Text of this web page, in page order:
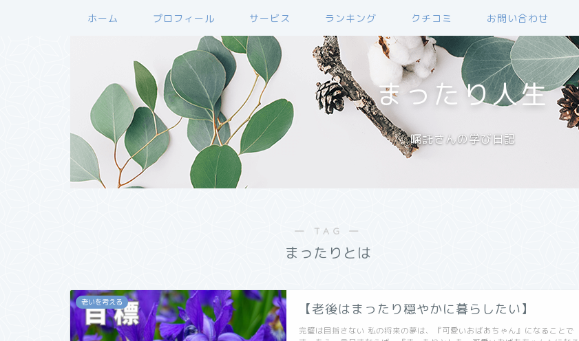
ホーム プロフィール サービス ランキング クチコミ お問い合わせ
まったり人生
嘱託さんの学び日記
― TAG ―
まったりとは
老いを考える 【老後はまったり穏やかに暮らしたい】
完璧は目指さない 私の将来の夢は、『可愛いおばあちゃん』になることで